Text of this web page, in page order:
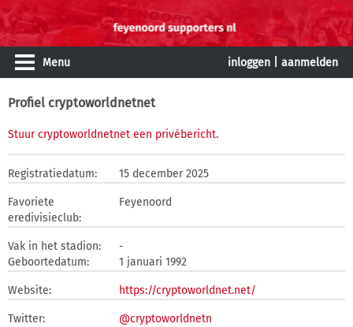
Menu inloggen aanmelden
Profiel cryptoworldnetnet
Stuur cryptoworldnetnet een privébericht.
Registratiedatum: 15 december 2025
Favoriete
eredivisieclub:
Feyenoord
Vak in het stadion:
-
Geboortedatum:
1 januari 1992
Website: https://cryptoworldnet.net/
Twitter:
@cryptoworldnetn